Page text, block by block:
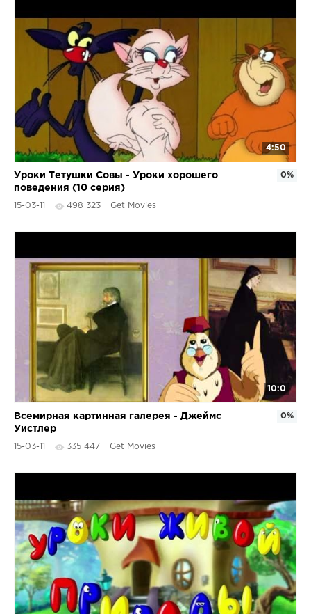
4:50
Уроки Тетушки Совы - Уроки хорошего
поведения (10 серия)
15-03-11 498 323 Get Movies
0%
10:0
Всемирная картинная галерея - Джеймс
Уистлер
15-03-11 335 447 Get Movies
0%